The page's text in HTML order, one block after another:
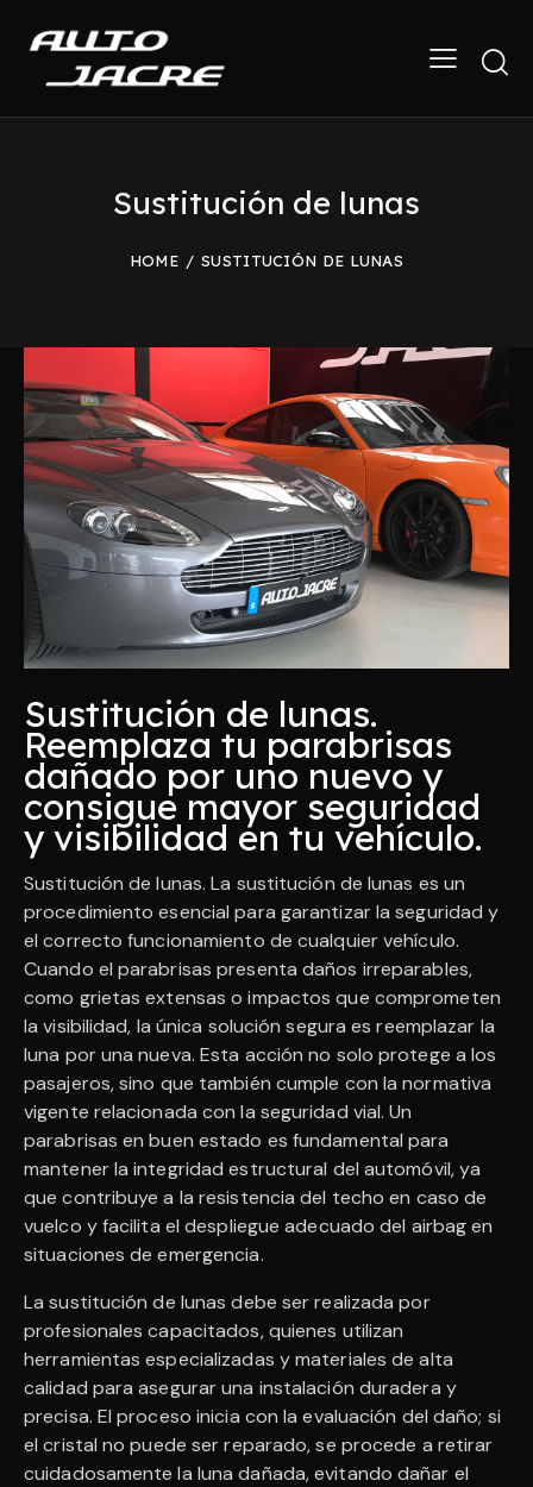
Sustitución de lunas
HOME SUSTITUCIÓN DE LUNAS
Sustitución de lunas.
Reemplaza tu parabrisas
dañado por uno nuevo y
consigue mayor seguridad
y visibilidad en tu vehículo.
Sustitución de lunas. La sustitución de lunas es un
procedimiento esencial para garantizar la seguridad y
el correcto funcionamiento de cualquier vehículo.
Cuando el parabrisas presenta daños irreparables,
como grietas extensas o impactos que comprometen
la visibilidad, la única solución segura es reemplazar la
luna por una nueva. Esta acción no solo protege a los
pasajeros, sino que también cumple con la normativa
vigente relacionada con la seguridad vial. Un
parabrisas en buen estado es fundamental para
mantener la integridad estructural del automóvil, ya
que contribuye a la resistencia del techo en caso de
vuelco y facilita el despliegue adecuado del airbag en
situaciones de emergencia.
La sustitución de lunas debe ser realizada por
profesionales capacitados, quienes utilizan
herramientas especializadas y materiales de alta
calidad para asegurar una instalación duradera y
precisa. El proceso inicia con la evaluación del daño; si
el cristal no puede ser reparado, se procede a retirar
cuidadosamente la luna dañada, evitando dañar el